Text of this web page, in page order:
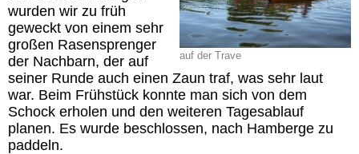
auf der Trave
wurden wir zu früh
geweckt von einem sehr
großen Rasensprenger
der Nachbarn, der auf
seiner Runde auch einen Zaun traf, was sehr laut
war. Beim Frühstück konnte man sich von dem
Schock erholen und den weiteren Tagesablauf
planen. Es wurde beschlossen, nach Hamberge zu
paddeln.